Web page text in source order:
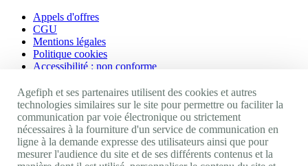
Appels d'offres
CGU
Mentions légales
Politique cookies
Accessibilité : non conforme
Nos autres sites
Site portail Agefiph
Activateur de progrès
Handinnov
Innovation et recherche
Agefiph et ses partenaires utilisent des cookies et autres
technologies similaires sur le site pour permettre ou faciliter la
communication par voie électronique ou strictement
nécessaires à la fourniture d'un service de communication en
ligne à la demande expresse des utilisateurs ainsi que pour
mesurer l'audience du site et de ses différents contenus et la